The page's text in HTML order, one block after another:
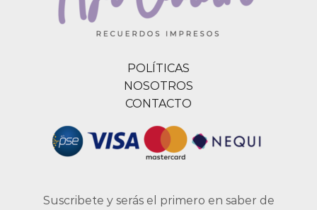
POLÍTICAS
NOSOTROS
CONTACTO
Suscribete y serás el primero en saber de